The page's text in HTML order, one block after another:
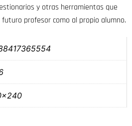
y otras herramientas que
profesor como al propio alumno.